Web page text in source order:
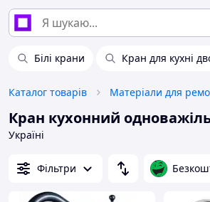
Білі крани Кран для кухні
Каталог товарів Матеріали для
Кран кухонний
Україні
Фільтри